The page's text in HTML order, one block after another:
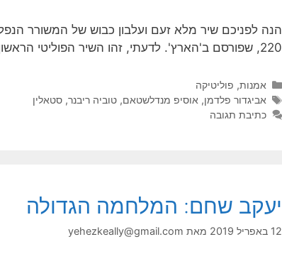
220, שפורסם ב'הארץ'. לדעתי, זהו השיר הפוליטי הראשון שכתב. אם כך כתב, הגיעו מים עד נפש…
קטגוריות
אמנות, פוליטיקה
תגיות
אביגדור פלדמן, אוסיפ מנדלשטאם, טוביה ריבנר, סטאלין
כתיבת תגובה
יעקב שחם: המלחמה הגדולה
12 באפריל 2019 מאת yehezkeally@gmail.com